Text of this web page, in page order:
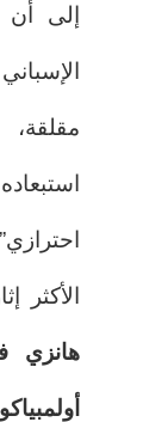
إلى أن
مقلقة،
الأكثر
هانزي